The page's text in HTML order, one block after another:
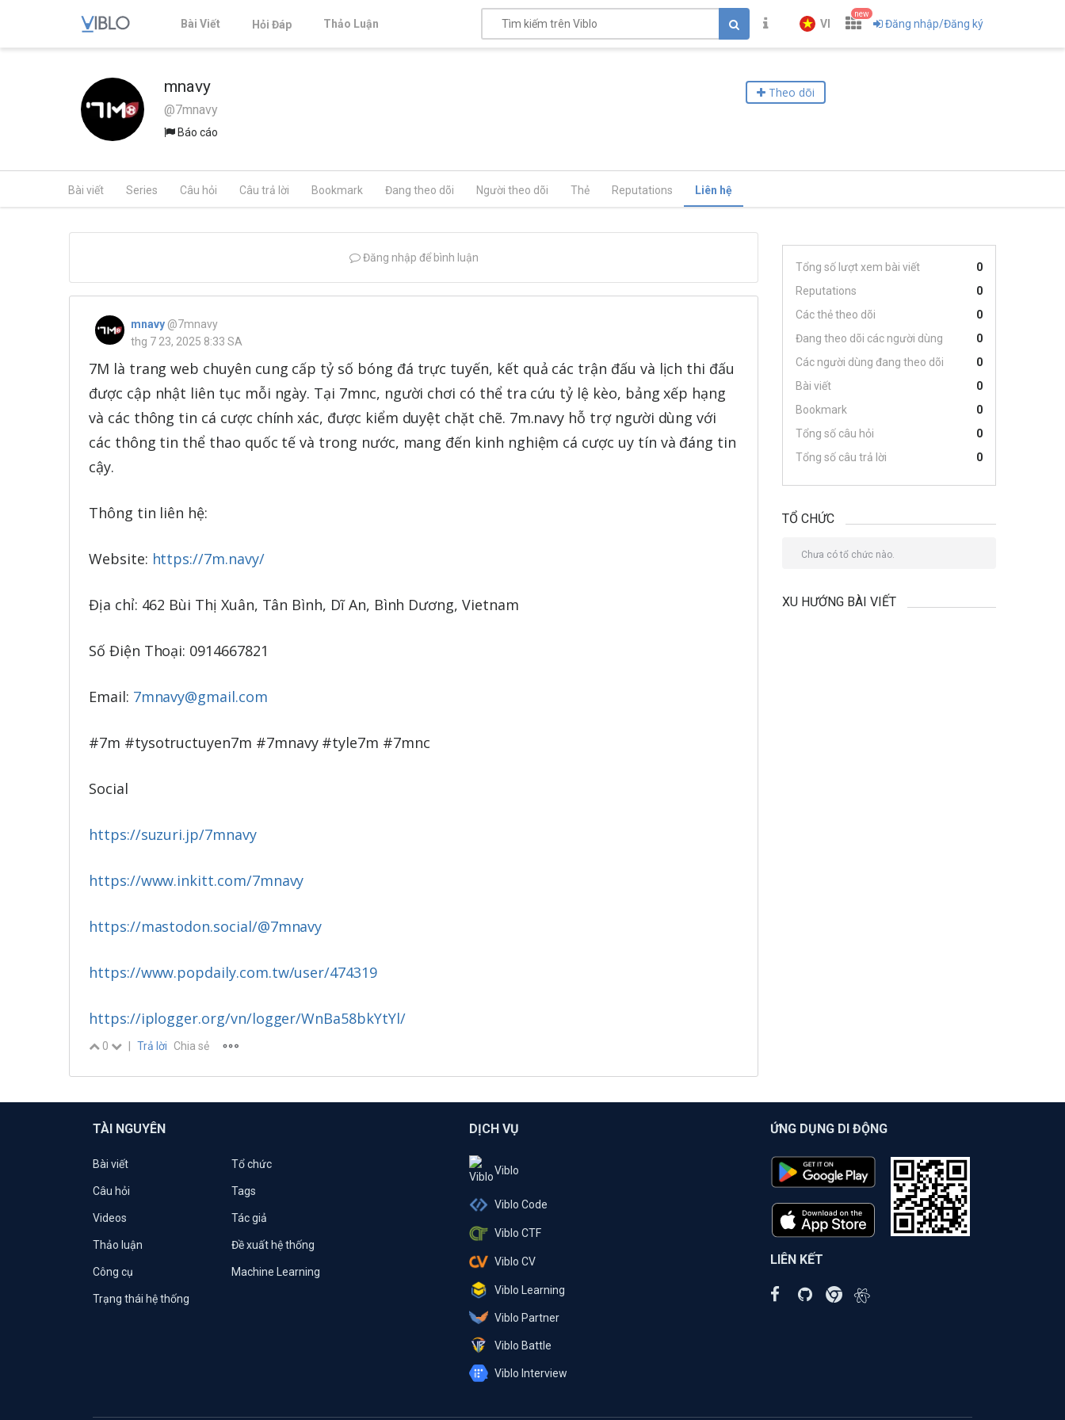
Bài Viết Hỏi Đáp Thảo Luận VI
new
Đăng nhập/Đăng ký
mnavy
@7mnavy
Báo cáo
Theo dõi
Bài viết Series Câu hỏi Câu trả lời Bookmark Đang theo dõi Người theo dõi Thẻ Reputations Liên hệ
Đăng nhập để bình luận
mnavy @7mnavy
thg 7 23, 2025 8:33 SA
7M là trang web chuyên cung cấp tỷ số bóng đá trực tuyến, kết quả các trận đấu và lịch thi đấu
được cập nhật liên tục mỗi ngày. Tại 7mnc, người chơi có thể tra cứu tỷ lệ kèo, bảng xếp hạng
và các thông tin cá cược chính xác, được kiểm duyệt chặt chẽ. 7m.navy hỗ trợ người dùng với
các thông tin thể thao quốc tế và trong nước, mang đến kinh nghiệm cá cược uy tín và đáng tin
cậy.
Thông tin liên hệ:
Website: https://7m.navy/
Địa chỉ: 462 Bùi Thị Xuân, Tân Bình, Dĩ An, Bình Dương, Vietnam
Số Điện Thoại: 0914667821
Email: 7mnavy@gmail.com
#7m #tysotructuyen7m #7mnavy #tyle7m #7mnc
Social
https://suzuri.jp/7mnavy
https://www.inkitt.com/7mnavy
https://mastodon.social/@7mnavy
https://www.popdaily.com.tw/user/474319
https://iplogger.org/vn/logger/WnBa58bkYtYl/
0 Trả lời Chia sẻ
Tổng số lượt xem bài viết
0
Reputations
0
Các thẻ theo dõi
0
Đang theo dõi các người dùng
0
Các người dùng đang theo dõi
0
Bài viết
0
Bookmark
0
Tổng số câu hỏi
0
Tổng số câu trả lời
0
TỔ CHỨC
Chưa có tổ chức nào.
XU HƯỚNG BÀI VIẾT
TÀI NGUYÊN
Bài viết Tổ chức
Câu hỏi Tags
Videos Tác giả
Thảo luận Đề xuất hệ thống
Công cụ Machine Learning
Trạng thái hệ thống
DỊCH VỤ
Viblo
Viblo Code
Viblo CTF
Viblo CV
Viblo Learning
Viblo Partner
Viblo Battle
Viblo Interview
ỨNG DỤNG DI ĐỘNG
LIÊN KẾT